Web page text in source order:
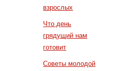
взрослых
Что день
грядущий нам
готовит
Советы молодой